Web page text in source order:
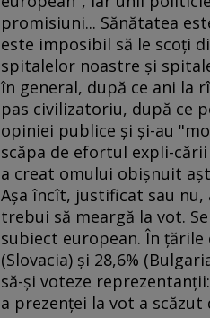
promisiuni... Sănătatea
este imposibil să le scoţi
spitalelor noastre şi
în general, după ce ani la
pas civilizatoriu, după ce
opiniei publice şi şi-au
scăpa de efortul expli-
a creat omului obişnuit
Aşa încît, justificat sau
trebui să meargă la vot.
subiect european. În ţările
(Slovacia) şi 28,6%
să-şi voteze
a prezenţei la vot a scăzut